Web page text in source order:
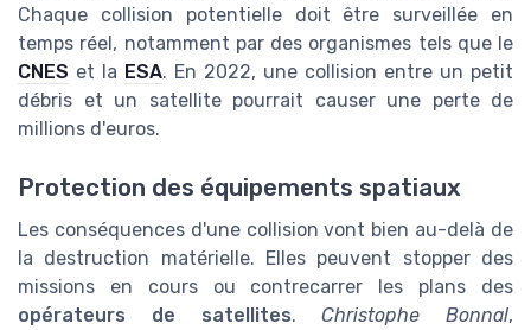
Chaque collision potentielle doit être surveillée en
temps réel, notamment par des organismes tels que le
CNES et la ESA. En 2022, une collision entre un petit
débris et un satellite pourrait causer une perte de
millions d'euros.
Protection des équipements spatiaux
Les conséquences d'une collision vont bien au-delà de
la destruction matérielle. Elles peuvent stopper des
missions en cours ou contrecarrer les plans des
opérateurs de satellites.Christophe Bonnal,